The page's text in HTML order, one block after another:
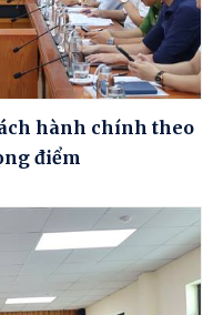
hành chính theo
điểm